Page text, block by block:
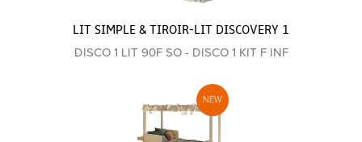
LIT SIMPLE & TIROIR-LIT DISCOVERY 1
DISCO 1 LIT 90F SO - DISCO 1 KIT F INF